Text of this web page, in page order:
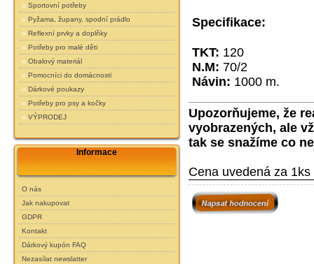
Sportovní potřeby
Pyžama, župany, spodní prádlo
Reflexní prvky a doplňky
Potřeby pro malé děti
Obalový materiál
Pomocníci do domácnosti
Dárkové poukazy
Potřeby pro psy a kočky
VÝPRODEJ
Informace
O nás
Jak nakupovat
GDPR
Kontakt
Dárkový kupón FAQ
Nezasílat newslatter
Specifikace:
TKT: 120
N.M: 70/2
Návin: 1000 m.
Upozorňujeme, že
vyobrazených, ale
tak se snažíme co
Cena uvedená za